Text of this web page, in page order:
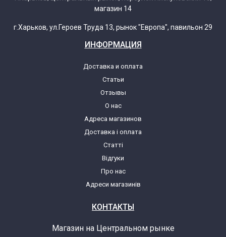
магазин 14
г.Харьков, ул.Героев Труда 13, рынок "Европа", павильон 29
ИНФОРМАЦИЯ
Доставка и оплата
Статьи
Отзывы
О нас
Адреса магазинов
Доставка і оплата
Статті
Відгуки
Про нас
Адреси магазинів
КОНТАКТЫ
Магазин на Центральном рынке